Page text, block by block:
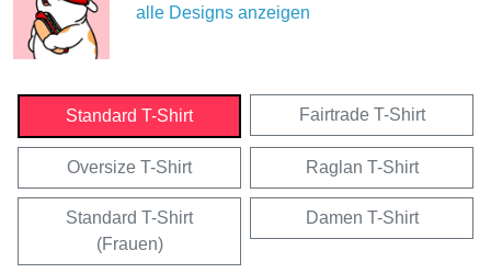
alle Designs anzeigen
Standard T-Shirt Fairtrade T-Shirt
Oversize T-Shirt Raglan T-Shirt
Standard T-Shirt
(Frauen)
Damen T-Shirt